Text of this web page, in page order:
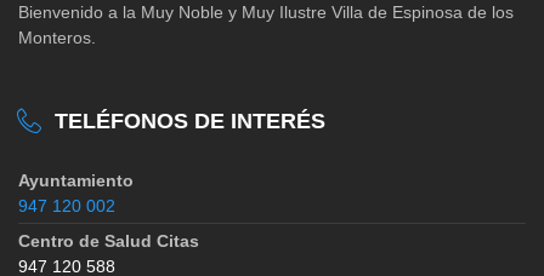
Bienvenido a la Muy Noble y Muy Ilustre Villa de Espinosa de los
Monteros.
TELÉFONOS DE INTERÉS
Ayuntamiento
947 120 002
Centro de Salud Citas
947 120 588